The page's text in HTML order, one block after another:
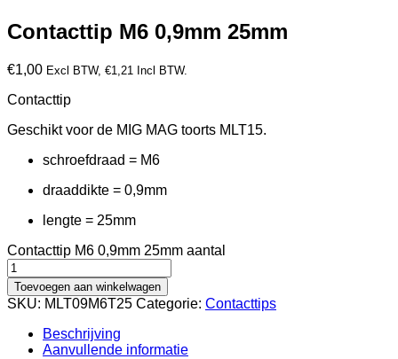
Contacttip M6 0,9mm 25mm
€1,00 Excl BTW, €1,21 Incl BTW.
Contacttip
Geschikt voor de MIG MAG toorts MLT15.
schroefdraad = M6
draaddikte = 0,9mm
lengte = 25mm
Contacttip M6 0,9mm 25mm aantal
Toevoegen aan winkelwagen
SKU: MLT09M6T25 Categorie: Contacttips
Beschrijving
Aanvullende informatie